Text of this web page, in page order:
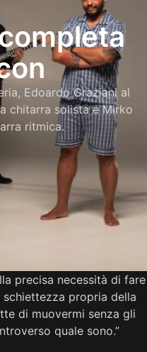
Edoardo Graziani al
chitarra solista e Mirko
ritmica.
precisa necessità di fare
propria della
di muovermi senza gli
quale sono.”